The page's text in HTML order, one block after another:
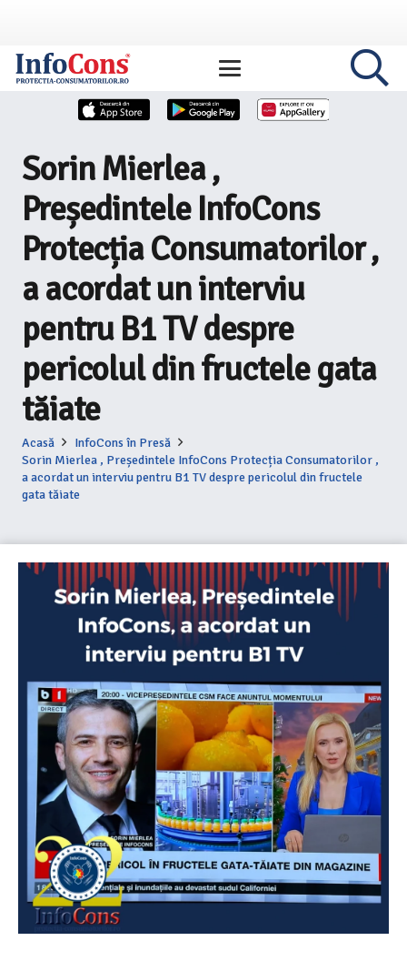
Sorin Mierlea ,
Președintele InfoCons
Protecția Consumatorilor ,
a acordat un interviu
pentru B1 TV despre
pericolul din fructele gata
tăiate
Acasă
InfoCons în Presă
Sorin Mierlea , Președintele InfoCons Protecția Consumatorilor ,
a acordat un interviu pentru B1 TV despre pericolul din fructele
gata tăiate